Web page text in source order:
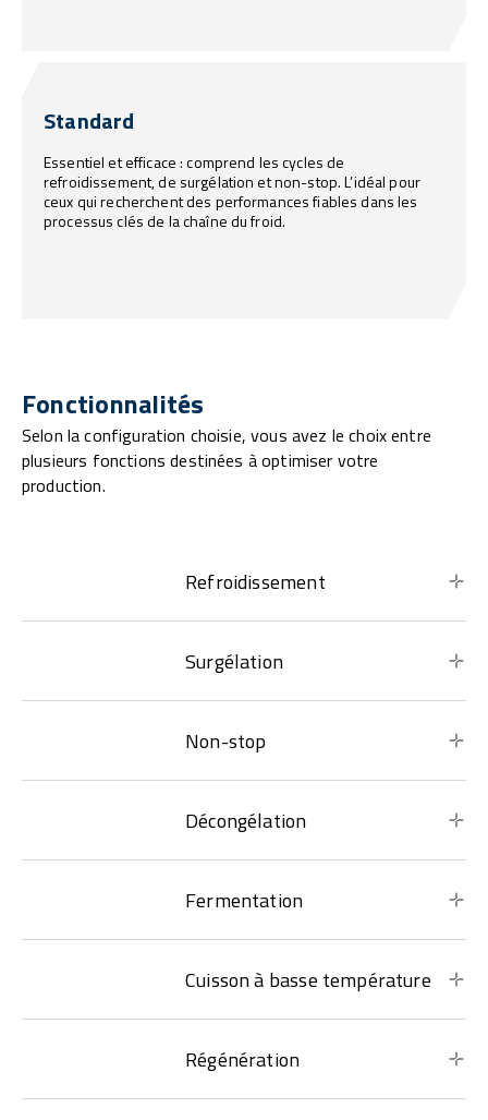
Standard
Essentiel et efficace : comprend les cycles de
refroidissement, de surgélation et non-stop. L’idéal pour
ceux qui recherchent des performances fiables dans les
processus clés de la chaîne du froid.
Fonctionnalités
Selon la configuration choisie, vous avez le choix entre
plusieurs fonctions destinées à optimiser votre
production.
Refroidissement
Surgélation
Non-stop
Décongélation
Fermentation
Cuisson à basse température
Régénération